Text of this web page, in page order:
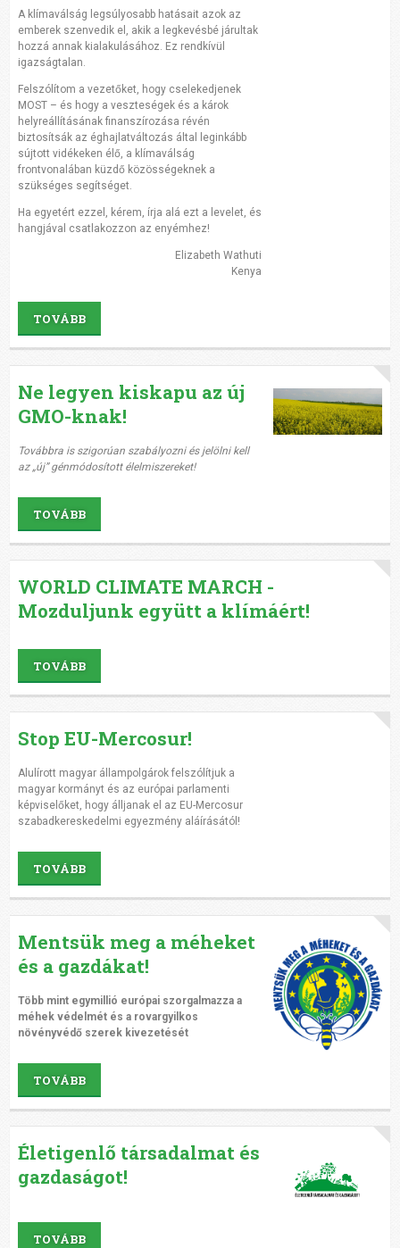
A klímaválság legsúlyosabb hatásait azok az
emberek szenvedik el, akik a legkevésbé járultak
hozzá annak kialakulásához. Ez rendkívül
igazságtalan.
Felszólítom a vezetőket, hogy cselekedjenek
MOST – és hogy a veszteségek és a károk
helyreállításának finanszírozása révén
biztosítsák az éghajlatváltozás által leginkább
sújtott vidékeken élő, a klímaválság
frontvonalában küzdő közösségeknek a
szükséges segítséget.
Ha egyetért ezzel, kérem, írja alá ezt a levelet, és
hangjával csatlakozzon az enyémhez!
Elizabeth Wathuti
Kenya
TOVÁBB
Ne legyen kiskapu az új
GMO-knak!
Továbbra is szigorúan szabályozni és jelölni kell
az „új” génmódosított élelmiszereket!
TOVÁBB
WORLD CLIMATE MARCH -
Mozduljunk együtt a klímáért!
TOVÁBB
Stop EU-Mercosur!
Alulírott magyar állampolgárok felszólítjuk a
magyar kormányt és az európai parlamenti
képviselőket, hogy álljanak el az EU-Mercosur
szabadkereskedelmi egyezmény aláírásától!
TOVÁBB
Mentsük meg a méheket
és a gazdákat!
Több mint egymillió európai szorgalmazza a
méhek védelmét és a rovargyilkos
növényvédő szerek kivezetését
TOVÁBB
Életigenlő társadalmat és
gazdaságot!
TOVÁBB